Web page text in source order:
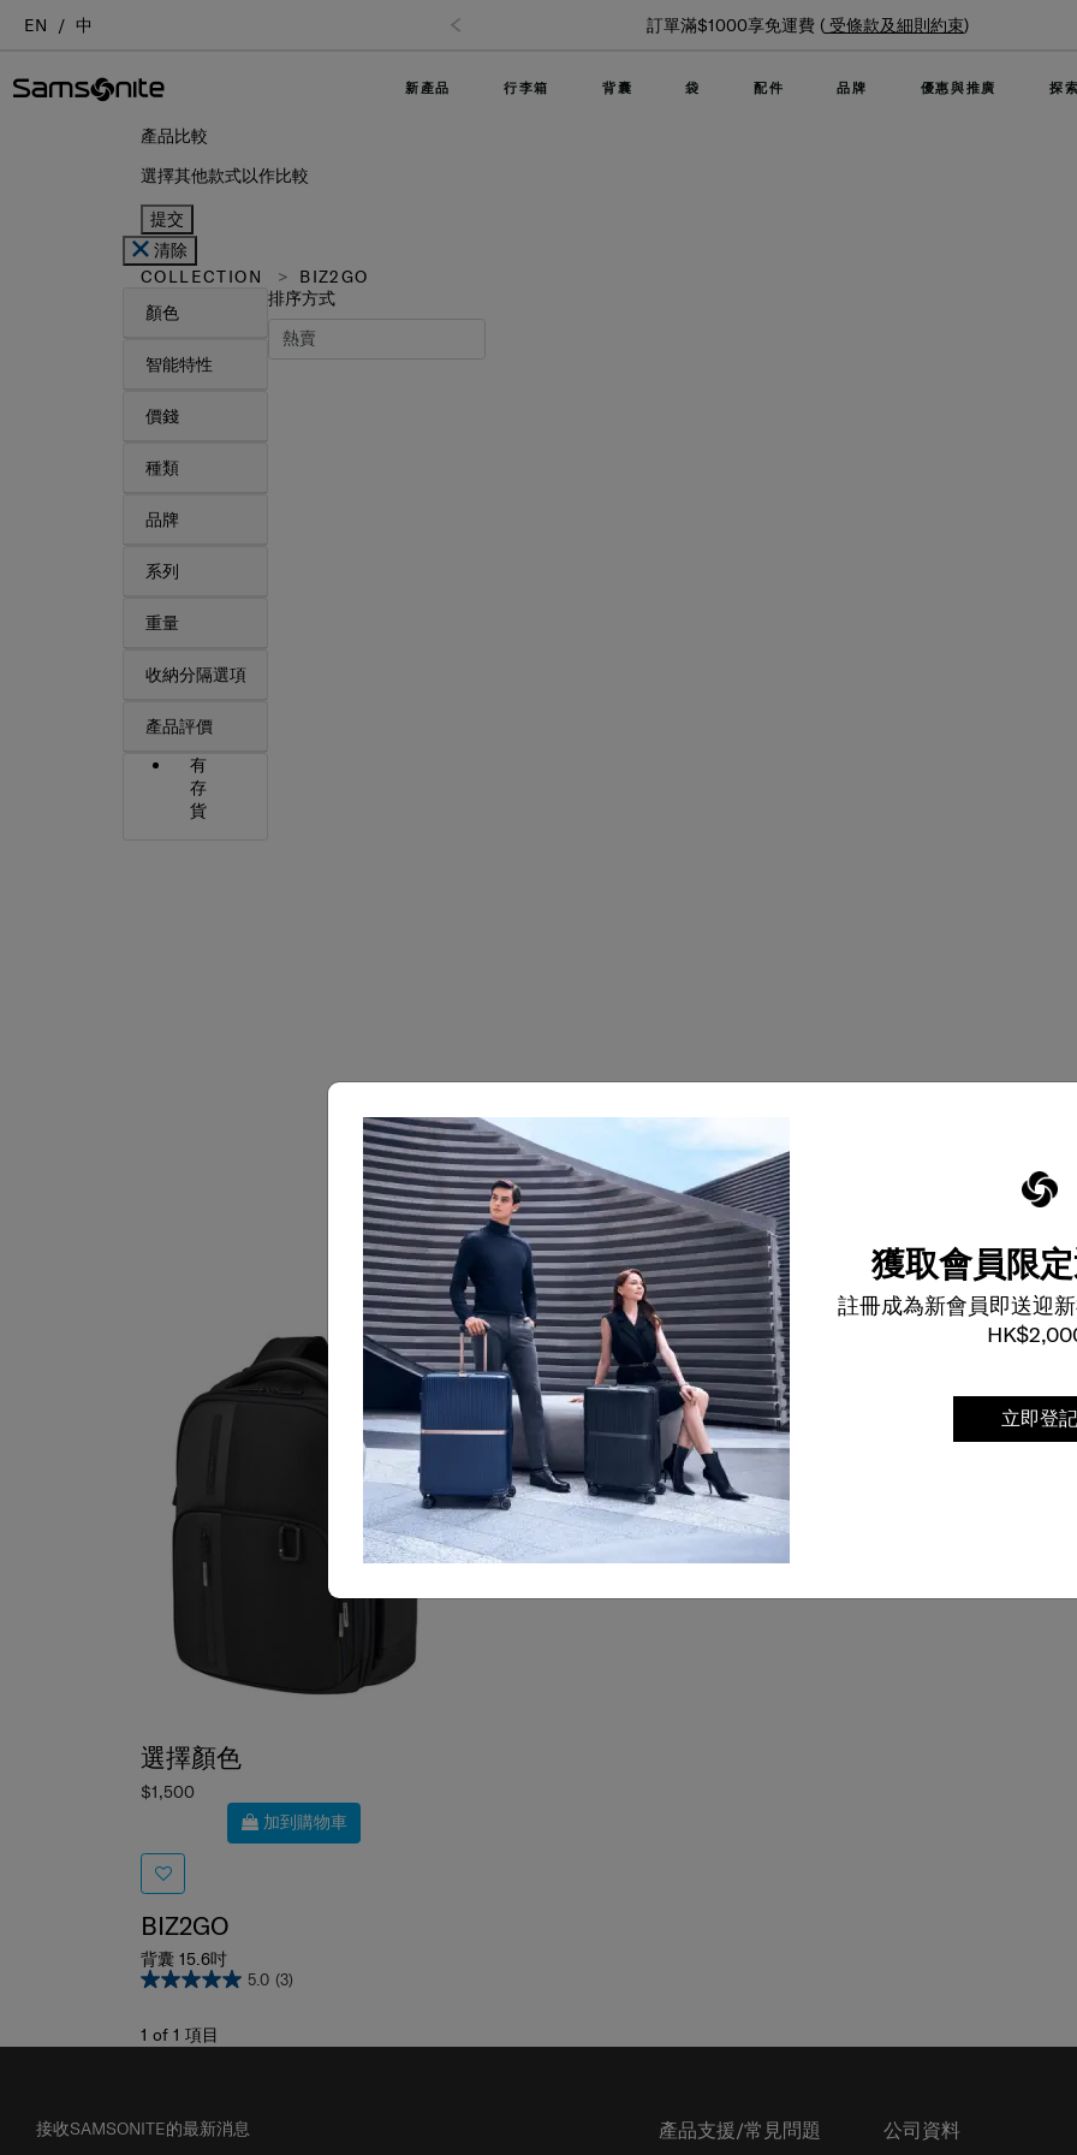
獲取會員限
註冊成為新會員即送迎
立即登記
EN 中 訂單滿$1000享免運費 ( 受條款及細則約束)
新產品 行李箱 背囊 袋 配件 品牌 優惠與推廣 探索
產品比較
選擇其他款式以作比較
提交
清除
COLLECTION
BIZ2GO
顏色
智能特性
價錢
種類
品牌
系列
重量
收納分隔選項
產品評價
有
存
貨
排序方式
選擇顏色
$1,500
加到購物車
BIZ2GO
背囊 15.6吋
5.0 (3)
1 of 1 項目
接收SAMSONITE的最新消息 產品支援/常見問題 公司資料